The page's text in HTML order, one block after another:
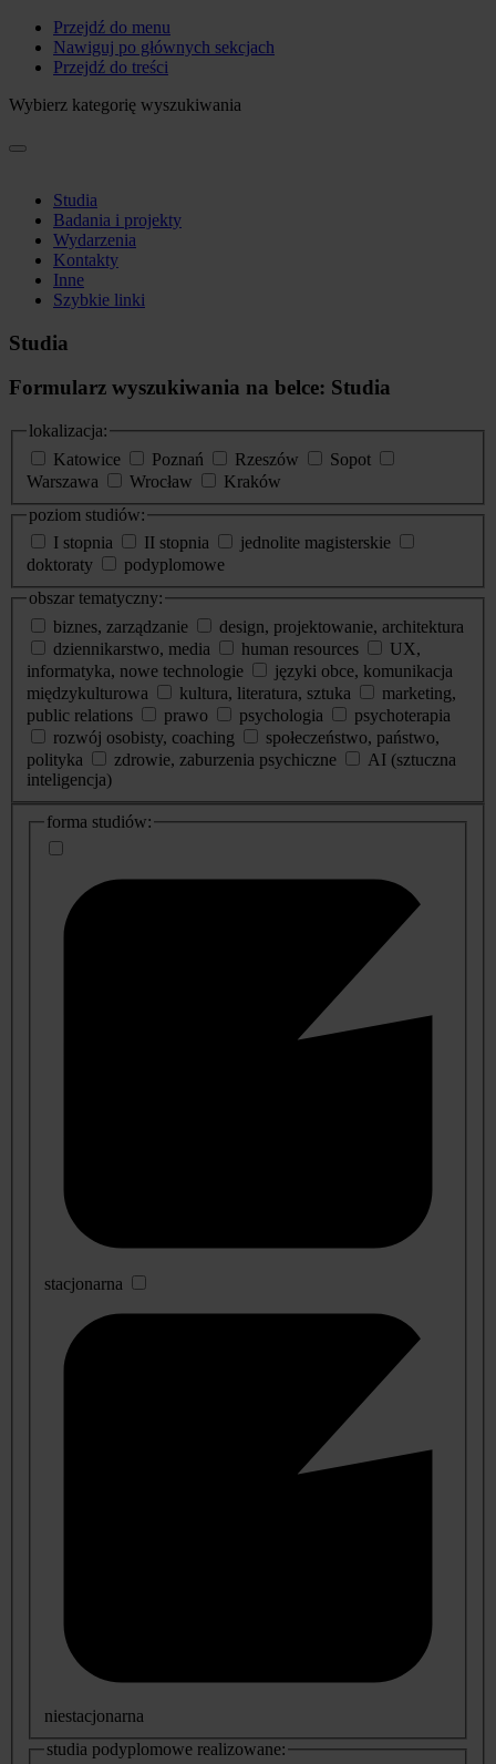
Przejdź do menu
Nawiguj po głównych sekcjach
Przejdź do treści
Wybierz kategorię wyszukiwania
Studia
Badania i projekty
Wydarzenia
Kontakty
Inne
Szybkie linki
Studia
Formularz wyszukiwania na belce: Studia
lokalizacja:
Katowice
Poznań Rzeszów
Sopot
Warszawa
Wrocław
Kraków
poziom studiów:
I stopnia
II stopnia
jednolite magisterskie
doktoraty
podyplomowe
obszar tematyczny:
biznes, zarządzanie
design, projektowanie, architektura
dziennikarstwo, media
human resources
UX,
informatyka, nowe technologie
języki obce, komunikacja
międzykulturowa
kultura, literatura, sztuka
marketing,
public relations
prawo psychologia
psychoterapia
rozwój osobisty, coaching
społeczeństwo, państwo,
polityka
zdrowie, zaburzenia psychiczne
AI (sztuczna
inteligencja)
dodatkowe
informacje
forma studiów:
stacjonarna
niestacjonarna
studia podyplomowe realizowane: